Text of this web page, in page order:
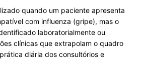
quando um paciente apresenta
com influenza (gripe), mas o
laboratorialmente ou
clínicas que extrapolam o quadro
diária dos consultórios e